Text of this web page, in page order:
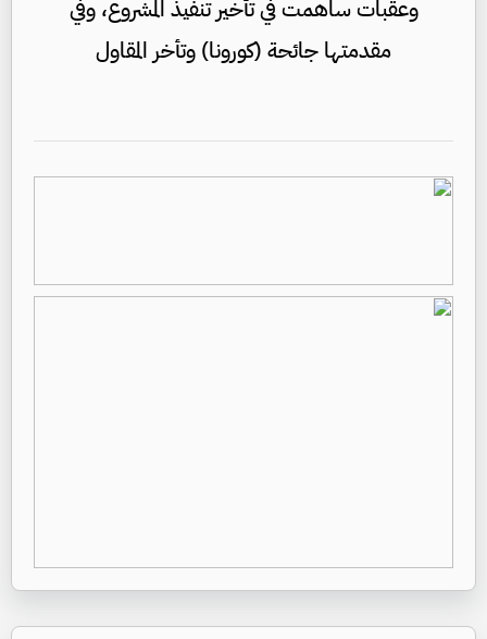
وعقبات ساهمت في تأخير تنفيذ المشروع، وفي
مقدمتها جائحة (كورونا) وتأخر المقاول